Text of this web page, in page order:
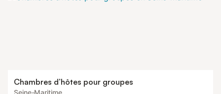
Chambres d’hôtes pour groupes
Seine-Maritime